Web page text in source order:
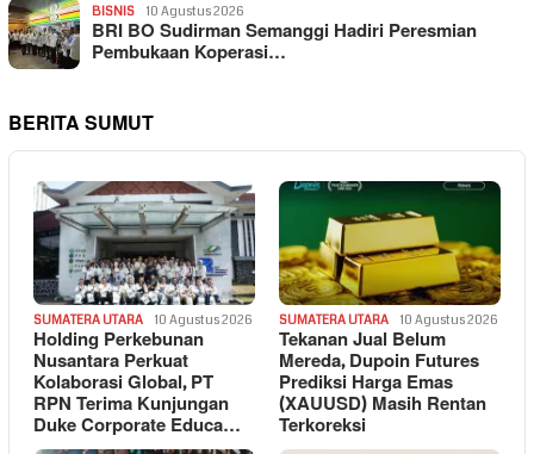
BISNIS 10 Agustus 2026
BRI BO Sudirman Semanggi Hadiri Peresmian
Pembukaan Koperasi…
BERITA SUMUT
SUMATERA UTARA 10 Agustus 2026
Holding Perkebunan
Nusantara Perkuat
Kolaborasi Global, PT
RPN Terima Kunjungan
Duke Corporate Educa…
SUMATERA UTARA 10 Agustus 2026
Tekanan Jual Belum
Mereda, Dupoin Futures
Prediksi Harga Emas
(XAUUSD) Masih Rentan
Terkoreksi